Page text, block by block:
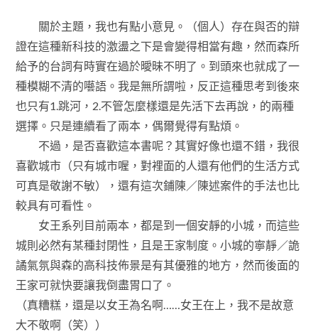
關於主題，我也有點小意見。（個人）存在與否的辯
證在這種新科技的激盪之下是會變得相當有趣，然而森所
給予的台詞有時實在過於曖昧不明了。到頭來也就成了一
種模糊不清的囈語。我是無所謂啦，反正這種思考到後來
也只有1.跳河，2.不管怎麼樣還是先活下去再說，的兩種
選擇。只是連續看了兩本，偶爾覺得有點煩。
不過，是否喜歡這本書呢？其實好像也還不錯，我很
喜歡城市（只有城市喔，對裡面的人還有他們的生活方式
可真是敬謝不敏），還有這次鋪陳／陳述案件的手法也比
較具有可看性。
女王系列目前兩本，都是到一個安靜的小城，而這些
城則必然有某種封閉性，且是王家制度。小城的寧靜／詭
譎氣氛與森的高科技佈景是有其優雅的地方，然而後面的
王家可就快要讓我倒盡胃口了。
（真糟糕，還是以女王為名啊……女王在上，我不是故意
大不敬啊（笑））